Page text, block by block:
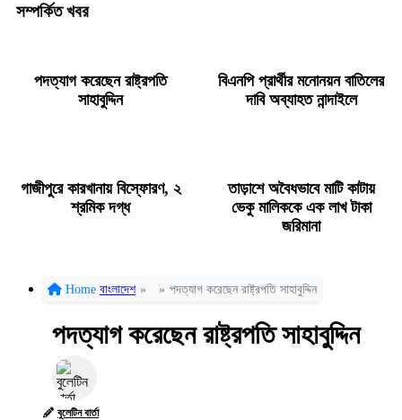
সম্পর্কিত খবর
পদত্যাগ করেছেন রাষ্ট্রপতি
সাহাবুদ্দিন
বিএনপি প্রার্থীর মনোনয়ন বাতিলের
দাবি অব্যাহত নান্দাইলে
গাজীপুরে কারখানায় বিস্ফোরণ, ২
শ্রমিক দগ্ধ
তাড়াশে অবৈধভাবে মাটি কাটায়
ভেকু মালিককে এক লাখ টাকা
জরিমানা
Home বাংলাদেশ » » পদত্যাগ করেছেন রাষ্ট্রপতি সাহাবুদ্দিন
পদত্যাগ করেছেন রাষ্ট্রপতি সাহাবুদ্দিন
বুলেটিন বার্তা